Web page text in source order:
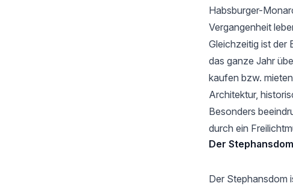
Habsburger-
Vergangenheit
Gleichzeitig ist der
das ganze Jahr
kaufen bzw.
Architektur,
Besonders
durch ein
Der
Der Stephansdom